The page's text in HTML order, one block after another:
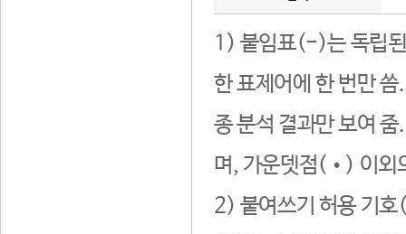
1) 붙임표(-)는 독립된
한 표제어에 한 번만
종 분석 결과만 보여
며, 가운뎃점(•) 이외
2) 붙여쓰기 허용 기호